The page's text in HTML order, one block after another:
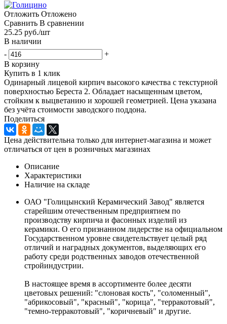
Отложить Отложено
Сравнить В сравнении
25.25 руб./шт
В наличии
-
+
В корзину
Купить в 1 клик
Одинарный лицевой кирпич высокого качества с текстурной
поверхностью Береста 2. Обладает насыщенным цветом,
стойким к выцветанию и хорошей геометрией. Цена указана
без учёта стоимости заводского поддона.
Поделиться
Цена действительна только для интернет-магазина и может
отличаться от цен в розничных магазинах
Описание
Характеристики
Наличие на складе
ОАО "Голицынский Керамический Завод" является
старейшим отечественным предприятием по
производству кирпича и фасонных изделий из
керамики. О его признанном лидерстве на официальном
Государственном уровне свидетельствует целый ряд
отличий и наградных документов, выделяющих его
работу среди родственных заводов отечественной
стройиндустрии.
В настоящее время в ассортименте более десяти
цветовых решений: "слоновая кость", "соломенный",
"абрикосовый", "красный", "корица", "терракотовый",
"темно-терракотовый", "коричневый" и другие.